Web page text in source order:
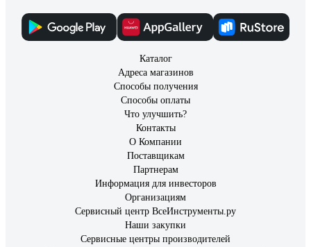
Каталог
Адреса магазинов
Способы получения
Способы оплаты
Что улучшить?
Контакты
О Компании
Поставщикам
Партнерам
Информация для инвесторов
Организациям
Сервисный центр ВсеИнструменты.ру
Наши закупки
Сервисные центры производителей